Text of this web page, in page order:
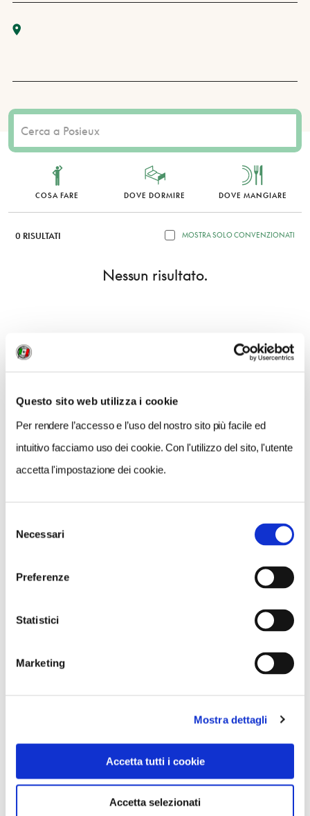
Questo sito web utilizza i cookie
Per rendere l’accesso e l’uso del nostro sito più facile ed
intuitivo facciamo uso dei cookie. Con l'utilizzo del sito, l'utente
accetta l'impostazione dei cookie.
delNecessari
Preferenze
Statistici
Marketing
Mostra dettagli
Accetta tutti i cookie
Accetta selezionati
COSA FARE DOVE DORMIRE DOVE MANGIARE
0 RISULTATI MOSTRA SOLO CONVENZIONATI
Nessun risultato.